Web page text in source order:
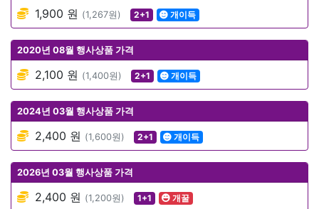
1,900 원 (1,267원) 2+1 개이득
2020년 08월 행사상품 가격
2,100 원 (1,400원) 2+1 개이득
2024년 03월 행사상품 가격
2,400 원 (1,600원) 2+1 개이득
2026년 03월 행사상품 가격
2,400 원 (1,200원) 1+1 개꿀